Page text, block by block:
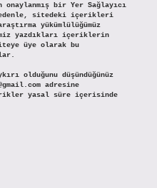
bir Yer Sağlayıcı
sitedeki içerikleri
yükümlülüğümüz
yazdıkları içeriklerin
üye olarak bu
olduğunu düşündüğünüz
adresine
yasal süre içerisinde